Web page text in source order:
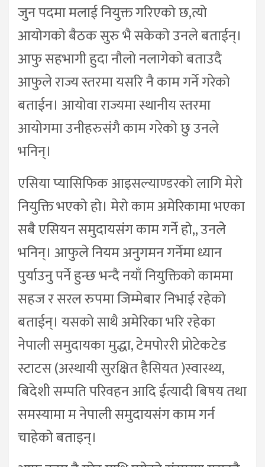
जुन पदमा मलाई नियुक्त गरिएको छ,त्यो
आयोगको बैठक सुरु भै सकेको उनले बताईन्।
आफु सहभागी हुदा नौलो नलागेको बताउदै
आफुले राज्य स्तरमा यसरि नै काम गर्ने गरेको
बताईन। आयोवा राज्यमा स्थानीय स्तरमा
आयोगमा उनीहरुसंगै काम गरेको छु उनले
भनिन्।
एसिया प्यासिफिक आइसल्याण्डरको लागि मेरो
नियुक्ति भएको हो। मेरो काम अमेरिकामा भएका
सबै एसियन समुदायसंग काम गर्ने हो,, उनलेे
भनिन्। आफुले नियम अनुगमन गर्नेमा ध्यान
पुर्याउनु पर्ने हुन्छ भन्दै नयाँ नियुक्तिको काममा
सहज र सरल रुपमा जिम्मेबार निभाई रहेको
बताईन्। यसको साथै अमेरिका भरि रहेका
नेपाली समुदायका मुद्धा, टेमपोररी प्रोटेकटेड
स्टाटस (अस्थायी सुरक्षित हैसियत )स्वास्थ्य,
बिदेशी सम्पति परिवहन आदि ईत्यादी बिषय तथा
समस्यामा म नेपाली समुदायसंग काम गर्न
चाहेको बताइन्।